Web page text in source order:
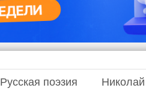
Русская поэзия